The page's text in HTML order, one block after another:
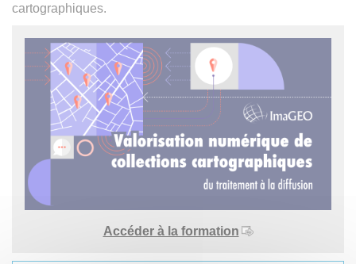
cartographiques.
Accéder à la formation